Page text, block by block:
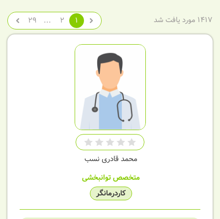
1417 مورد یافت شد 1
2
...
29
محمد قادری نسب
متخصص توانبخشی
کاردرمانگر